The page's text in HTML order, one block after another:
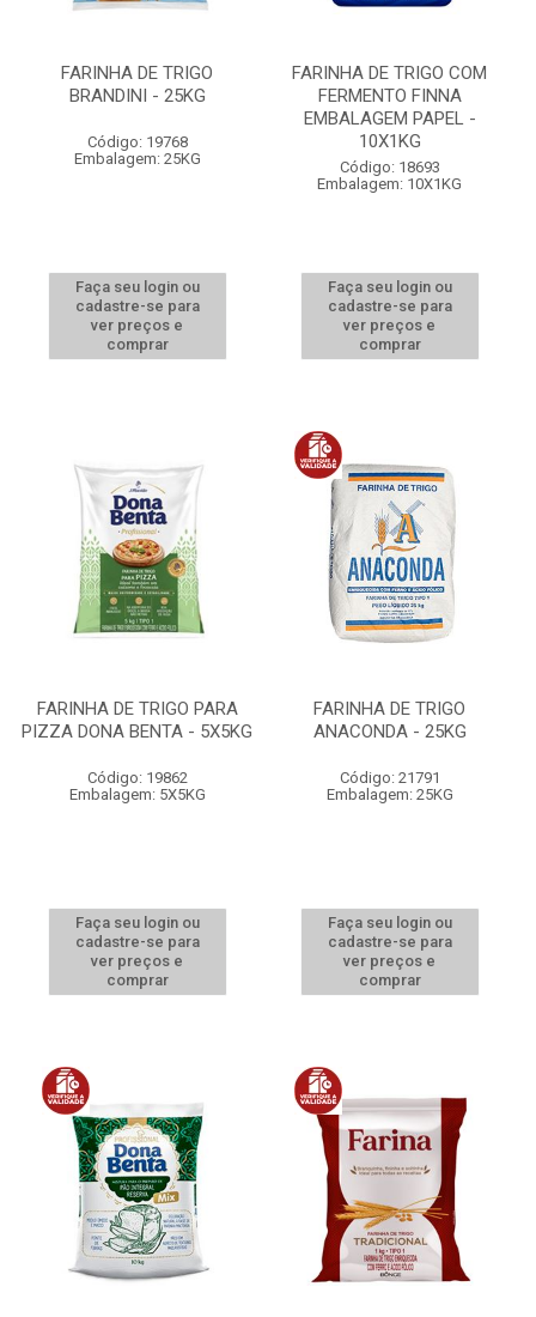
FARINHA DE TRIGO
BRANDINI - 25KG
Código: 19768
Embalagem: 25KG
Faça seu login ou
cadastre-se para
ver preços e
comprar
FARINHA DE TRIGO COM
FERMENTO FINNA
EMBALAGEM PAPEL -
10X1KG
Código: 18693
Embalagem: 10X1KG
Faça seu login ou
cadastre-se para
ver preços e
comprar
FARINHA DE TRIGO PARA
PIZZA DONA BENTA - 5X5KG
Código: 19862
Embalagem: 5X5KG
Faça seu login ou
cadastre-se para
ver preços e
comprar
FARINHA DE TRIGO
ANACONDA - 25KG
Código: 21791
Embalagem: 25KG
Faça seu login ou
cadastre-se para
ver preços e
comprar